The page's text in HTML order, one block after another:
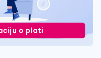
o plati